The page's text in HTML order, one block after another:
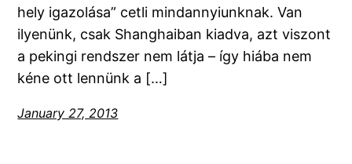
hely igazolása” cetli mindannyiunknak. Van
ilyenünk, csak Shanghaiban kiadva, azt viszont
a pekingi rendszer nem látja – így hiába nem
kéne ott lennünk a […]
January 27, 2013